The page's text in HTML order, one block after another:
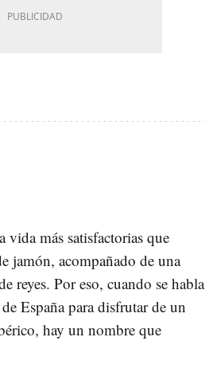
vida más satisfactorias que
jamón, acompañado de una
reyes. Por eso, cuando se habla
España para disfrutar de un
hay un nombre que